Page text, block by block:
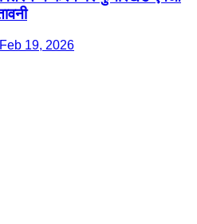
19, 2026